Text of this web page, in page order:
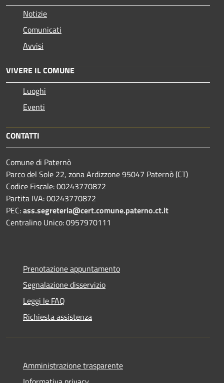
Notizie
Comunicati
Avvisi
VIVERE IL COMUNE
Luoghi
Eventi
CONTATTI
Comune di Paternò
Parco del Sole 22, zona Ardizzone 95047 Paternò (CT)
Codice Fiscale: 00243770872
Partita IVA: 00243770872
PEC:ass.segreteria@cert.comune.paterno.ct.it
Centralino Unico: 0957970111
Prenotazione appuntamento
Segnalazione disservizio
Leggi le FAQ
Richiesta assistenza
Amministrazione trasparente